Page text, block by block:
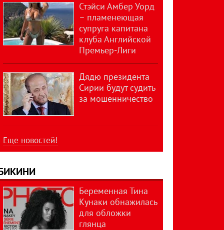
Стэйси Амбер Уорд
– пламенеющая
супруга капитана
клуба Английской
Премьер-Лиги
Дядю президента
Сирии будут судить
за мошенничество
Еще новостей!
Беременная Тина
Кунаки обнажилась
для обложки
глянца